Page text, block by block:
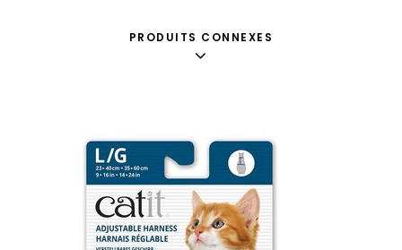
PRODUITS CONNEXES